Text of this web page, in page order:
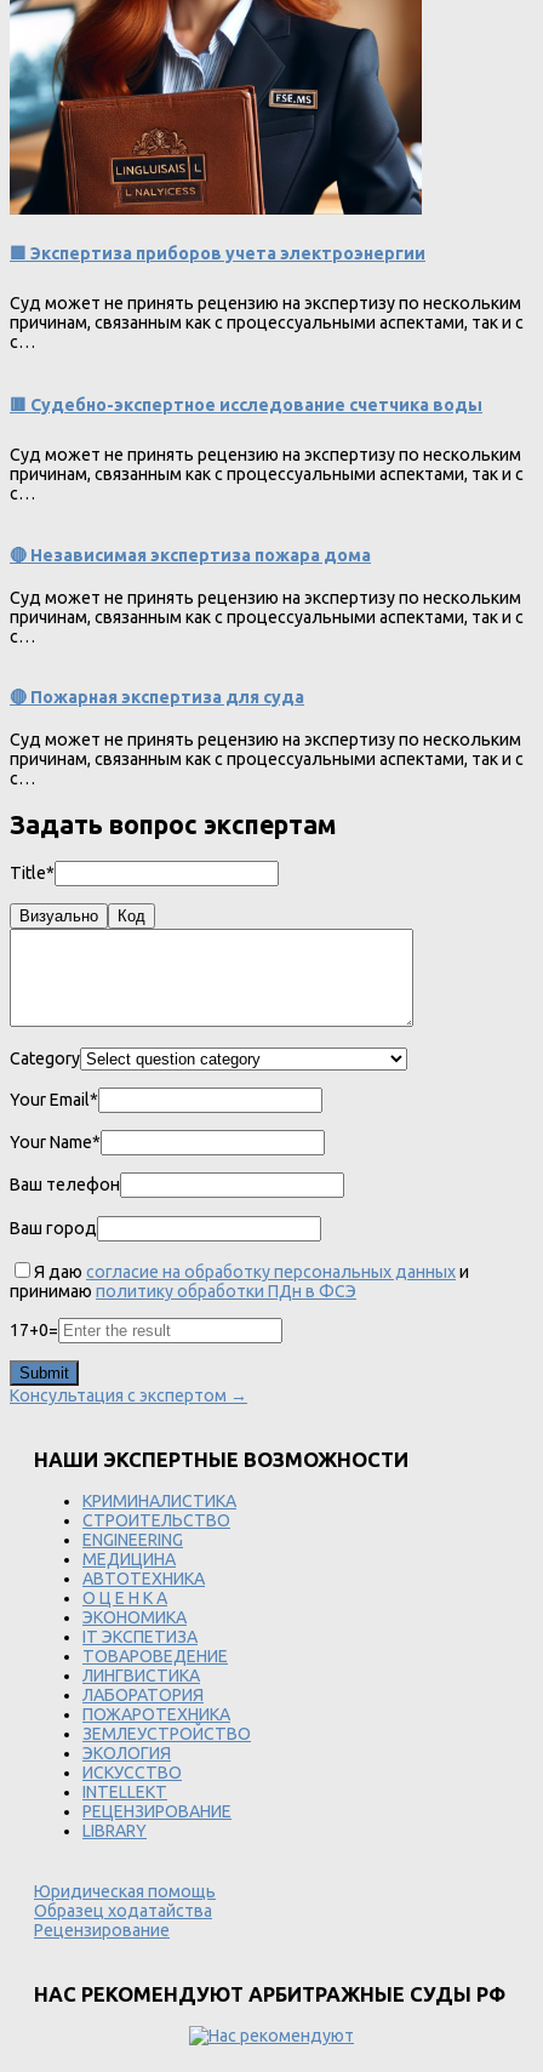
🟩 Экспертиза приборов учета электроэнергии
Суд может не принять рецензию на экспертизу по нескольким
причинам, связанным как с процессуальными аспектами, так и с
с…
🟥 Судебно-экспертное исследование счетчика воды
Суд может не принять рецензию на экспертизу по нескольким
причинам, связанным как с процессуальными аспектами, так и с
с…
🔴 Независимая экспертиза пожара дома
Суд может не принять рецензию на экспертизу по нескольким
причинам, связанным как с процессуальными аспектами, так и с
с…
🔴 Пожарная экспертиза для суда
Суд может не принять рецензию на экспертизу по нескольким
причинам, связанным как с процессуальными аспектами, так и с
с…
Задать вопрос экспертам
Title*
Визуально Код
Category
Your Email*
Your Name*
Ваш телефон
Ваш город
Я даю согласие на обработку персональных данныхи
принимаю политику обработки ПДн в ФСЭ
17+0=
Консультация с экспертом →
НАШИ ЭКСПЕРТНЫЕ ВОЗМОЖНОСТИ
КРИМИНАЛИСТИКА
СТРОИТЕЛЬСТВО
ENGINEERING
МЕДИЦИНА
АВТОТЕХНИКА
О Ц Е Н К А
ЭКОНОМИКА
IT ЭКСПЕТИЗА
ТОВАРОВЕДЕНИЕ
ЛИНГВИСТИКА
ЛАБОРАТОРИЯ
ПОЖАРОТЕХНИКА
ЗЕМЛЕУСТРОЙСТВО
ЭКОЛОГИЯ
ИСКУССТВО
INTELLEKT
РЕЦЕНЗИРОВАНИЕ
LIBRARY
Юридическая помощь
Образец ходатайства
Рецензирование
НАС РЕКОМЕНДУЮТ АРБИТРАЖНЫЕ СУДЫ РФ